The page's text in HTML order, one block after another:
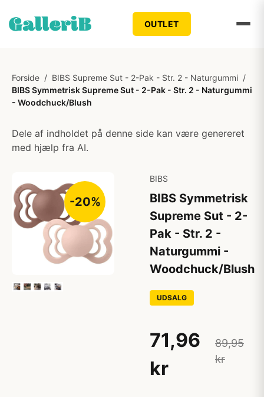
OUTLET
Forside / BIBS Supreme Sut - 2-Pak - Str. 2 - Naturgummi /
BIBS Symmetrisk Supreme Sut - 2-Pak - Str. 2 - Naturgummi
- Woodchuck/Blush
Dele af indholdet på denne side kan være genereret
med hjælp fra AI.
-20%
BIBS
BIBS Symmetrisk
Supreme Sut - 2-
Pak - Str. 2 -
Naturgummi -
Woodchuck/Blush
UDSALG
71,96
kr
89,95
kr